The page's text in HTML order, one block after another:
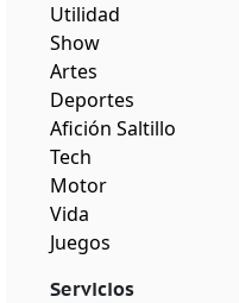
Utilidad
Show
Artes
Deportes
Afición Saltillo
Tech
Motor
Vida
Juegos
Servicios